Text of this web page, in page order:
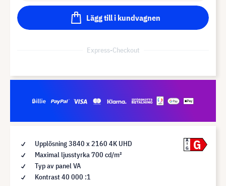
Lägg till i kundvagnen
Express-Checkout
Upplösning 3840 x 2160 4K UHD
Maximal ljusstyrka 700 cd/m²
Typ av panel VA
Kontrast 40 000 :1
A
G
G